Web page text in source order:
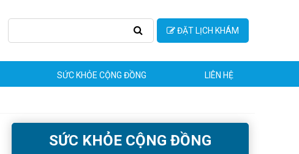
ĐẶT LỊCH KHÁM
SỨC KHỎE CỘNG ĐỒNG LIÊN HỆ
SỨC KHỎE CỘNG ĐỒNG